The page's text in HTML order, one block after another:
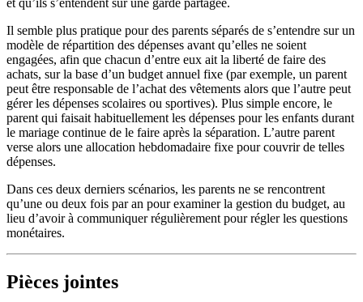
Il semble plus pratique pour des parents séparés de s’entendre sur un
modèle de répartition des dépenses avant qu’elles ne soient
engagées, afin que chacun d’entre eux ait la liberté de faire des
achats, sur la base d’un budget annuel fixe (par exemple, un parent
peut être responsable de l’achat des vêtements alors que l’autre peut
gérer les dépenses scolaires ou sportives). Plus simple encore, le
parent qui faisait habituellement les dépenses pour les enfants durant
le mariage continue de le faire après la séparation. L’autre parent
verse alors une allocation hebdomadaire fixe pour couvrir de telles
dépenses.
Dans ces deux derniers scénarios, les parents ne se rencontrent
qu’une ou deux fois par an pour examiner la gestion du budget, au
lieu d’avoir à communiquer régulièrement pour régler les questions
monétaires.
Pièces jointes